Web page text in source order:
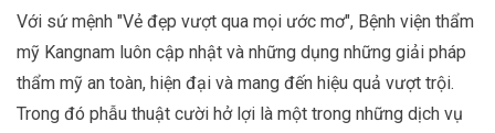
Với sứ mệnh "Vẻ đẹp vượt qua mọi ước mơ", Bệnh viện thẩm
mỹ Kangnam luôn cập nhật và những dụng những giải pháp
thẩm mỹ an toàn, hiện đại và mang đến hiệu quả vượt trội.
Trong đó phẫu thuật cười hở lợi là một trong những dịch vụ